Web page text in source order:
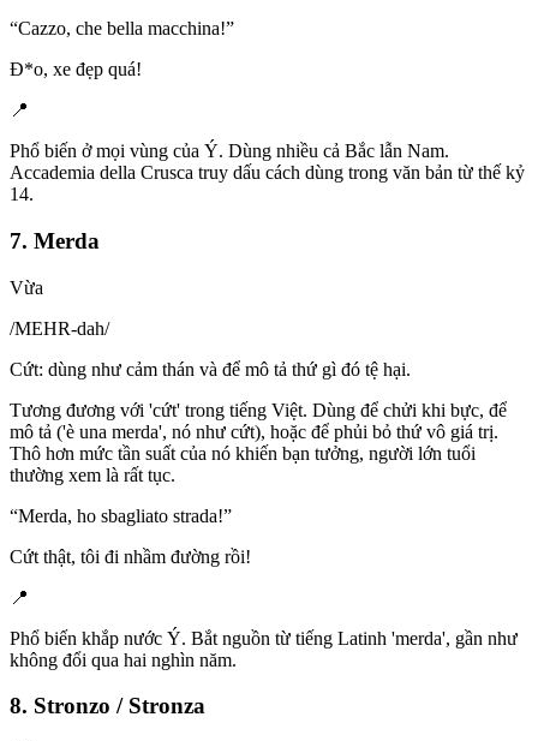
“Cazzo, che bella macchina!”
Đ*o, xe đẹp quá!
📍
Phổ biến ở mọi vùng của Ý. Dùng nhiều cả Bắc lẫn Nam.
Accademia della Crusca truy dấu cách dùng trong văn bản từ thế kỷ
14.
7. Merda
Vừa
/MEHR-dah/
Cứt: dùng như cảm thán và để mô tả thứ gì đó tệ hại.
Tương đương với 'cứt' trong tiếng Việt. Dùng để chửi khi bực, để
mô tả ('è una merda', nó như cứt), hoặc để phủi bỏ thứ vô giá trị.
Thô hơn mức tần suất của nó khiến bạn tưởng, người lớn tuổi
thường xem là rất tục.
“Merda, ho sbagliato strada!”
Cứt thật, tôi đi nhầm đường rồi!
📍
Phổ biến khắp nước Ý. Bắt nguồn từ tiếng Latinh 'merda', gần như
không đổi qua hai nghìn năm.
8. Stronzo / Stronza